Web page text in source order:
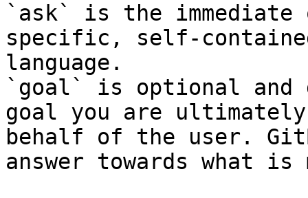
`ask` is the
specific, self-
language.
`goal` is optional and
goal you are
behalf of the user.
answer towards what